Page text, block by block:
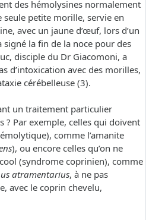
des hémolysines normalement
seule petite morille, servie en
avec un jaune d’œuf, lors d’un
la fin de la noce pour des
disciple du Dr Giacomoni, a
d’intoxication avec des morilles,
cérébelleuse (3).
un traitement particulier
? Par exemple, celles qui doivent
comme l’amanite
), ou encore celles qu’on ne
(syndrome coprinien), comme
atramentarius, à ne pas
avec le coprin chevelu,